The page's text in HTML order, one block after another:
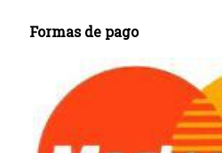
Formas de pago